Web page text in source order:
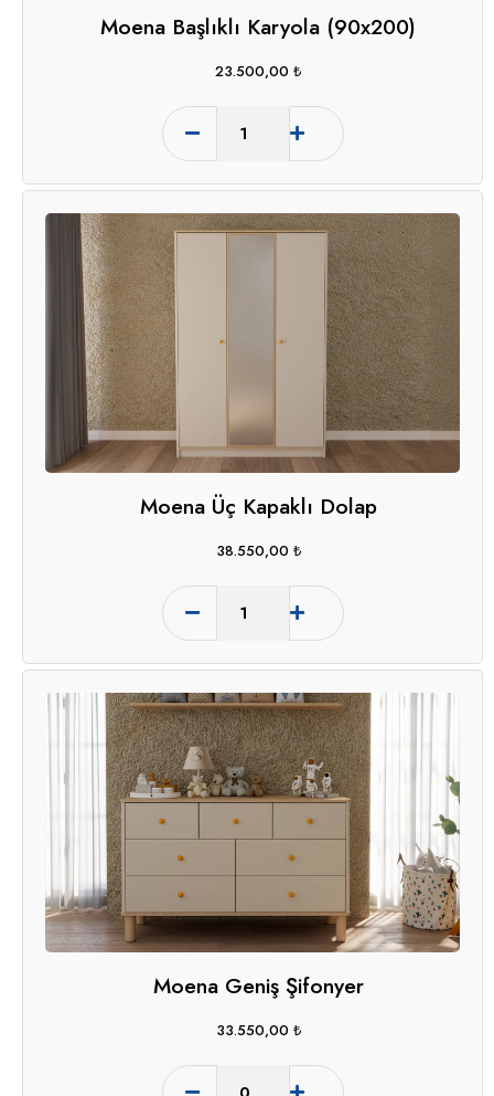
Moena Başlıklı Karyola (90x200)
23.500,00 ₺
Moena Üç Kapaklı Dolap
38.550,00 ₺
Moena Geniş Şifonyer
33.550,00 ₺